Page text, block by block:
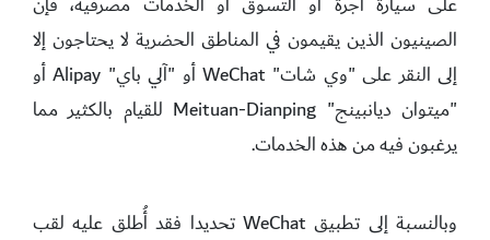
الصينيون الذين يقيمون في المناطق الحضرية لا يحتاجون إلا
إلى النقر على "وي شات" WeChat أو "آلي باي" Alipay أو
"ميتوان ديانبينج" Meituan-Dianping للقيام بالكثير مما
يرغبون فيه من هذه الخدمات.
وبالنسبة إلى تطبيق WeChat تحديدا فقد أُطلق عليه لقب